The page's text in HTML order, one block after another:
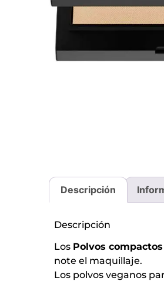
Descripción
Descripción
Los Polvos
note el maquillaje.
Los polvos veganos